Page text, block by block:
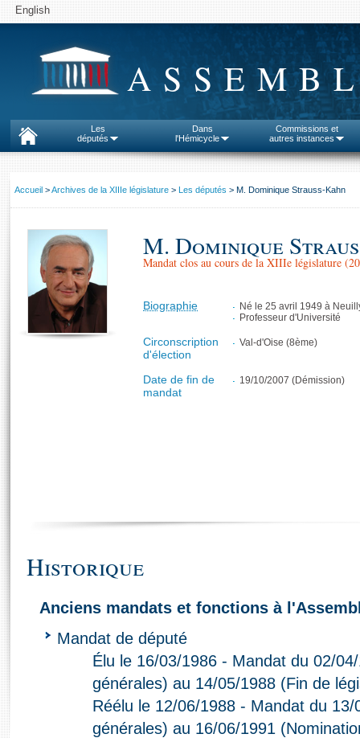
English
Les
députés
Dans
l'Hémicycle
Commissions et
autres instances
Accueil >Archives de la XIIIe législature > Les députés > M. Dominique Strauss-Kahn
M. Dominique
Mandat clos au cours de la XIIIe législature
Biographie
Né le 25 avril 1949 à
Professeur d'Université
Circonscription
d'élection
Val-d'Oise (8ème)
Date de fin de
mandat
19/10/2007 (Démission)
Historique
Anciens mandats et fonctions à
Mandat de député
Élu le 16/03/1986 - Mandat du 02/
générales) au 14/05/1988 (Fin de
Réélu le 12/06/1988 - Mandat du
générales) au 16/06/1991